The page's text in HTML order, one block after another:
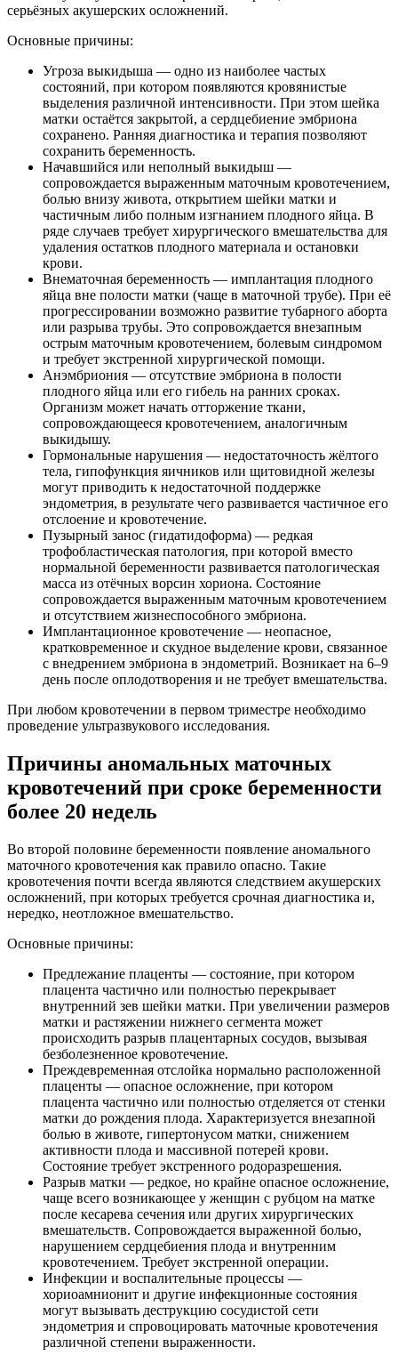
серьёзных акушерских осложнений.
Основные причины:
Угроза выкидыша — одно из наиболее частых
состояний, при котором появляются кровянистые
выделения различной интенсивности. При этом шейка
матки остаётся закрытой, а сердцебиение эмбриона
сохранено. Ранняя диагностика и терапия позволяют
сохранить беременность.
Начавшийся или неполный выкидыш —
сопровождается выраженным маточным кровотечением,
болью внизу живота, открытием шейки матки и
частичным либо полным изгнанием плодного яйца. В
ряде случаев требует хирургического вмешательства для
удаления остатков плодного материала и остановки
крови.
Внематочная беременность — имплантация плодного
яйца вне полости матки (чаще в маточной трубе). При её
прогрессировании возможно развитие тубарного аборта
или разрыва трубы. Это сопровождается внезапным
острым маточным кровотечением, болевым синдромом
и требует экстренной хирургической помощи.
Анэмбриония — отсутствие эмбриона в полости
плодного яйца или его гибель на ранних сроках.
Организм может начать отторжение ткани,
сопровождающееся кровотечением, аналогичным
выкидышу.
Гормональные нарушения — недостаточность жёлтого
тела, гипофункция яичников или щитовидной железы
могут приводить к недостаточной поддержке
эндометрия, в результате чего развивается частичное его
отслоение и кровотечение.
Пузырный занос (гидатидоформа) — редкая
трофобластическая патология, при которой вместо
нормальной беременности развивается патологическая
масса из отёчных ворсин хориона. Состояние
сопровождается выраженным маточным кровотечением
и отсутствием жизнеспособного эмбриона.
Имплантационное кровотечение — неопасное,
кратковременное и скудное выделение крови, связанное
с внедрением эмбриона в эндометрий. Возникает на 6–9
день после оплодотворения и не требует вмешательства.
При любом кровотечении в первом триместре необходимо
проведение ультразвукового исследования.
Причины аномальных маточных
кровотечений при сроке беременности
более 20 недель
Во второй половине беременности появление аномального
маточного кровотечения как правило опасно. Такие
кровотечения почти всегда являются следствием акушерских
осложнений, при которых требуется срочная диагностика и,
нередко, неотложное вмешательство.
Основные причины:
Предлежание плаценты — состояние, при котором
плацента частично или полностью перекрывает
внутренний зев шейки матки. При увеличении размеров
матки и растяжении нижнего сегмента может
происходить разрыв плацентарных сосудов, вызывая
безболезненное кровотечение.
Преждевременная отслойка нормально расположенной
плаценты — опасное осложнение, при котором
плацента частично или полностью отделяется от стенки
матки до рождения плода. Характеризуется внезапной
болью в животе, гипертонусом матки, снижением
активности плода и массивной потерей крови.
Состояние требует экстренного родоразрешения.
Разрыв матки — редкое, но крайне опасное осложнение,
чаще всего возникающее у женщин с рубцом на матке
после кесарева сечения или других хирургических
вмешательств. Сопровождается выраженной болью,
нарушением сердцебиения плода и внутренним
кровотечением. Требует экстренной операции.
Инфекции и воспалительные процессы —
хориоамнионит и другие инфекционные состояния
могут вызывать деструкцию сосудистой сети
эндометрия и спровоцировать маточные кровотечения
различной степени выраженности.